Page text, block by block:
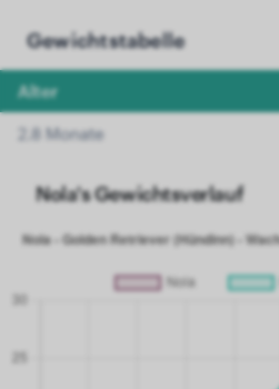
Gewichtstabelle
Alter
2.8 Monate
Nola's Gewichtsverlauf